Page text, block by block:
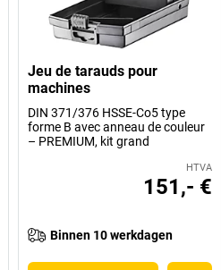
Jeu de tarauds pour
machines
DIN 371/376 HSSE-Co5 type
forme B avec anneau de couleur
– PREMIUM, kit grand
HTVA
151,- €
Binnen 10 werkdagen